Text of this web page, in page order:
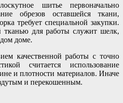
шитье первоначально
обрезов оставшейся ткани,
требует специальной закупки.
для работы служит шелк,
доме.
качественной работы с точно
считается использование
и плотности материалов. Иначе
и перекошенным.